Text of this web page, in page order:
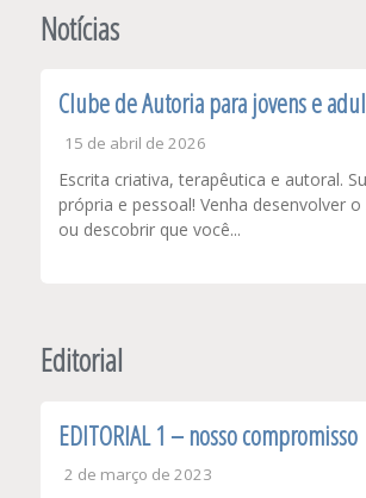
Notícias
Clube de Autoria para jovens e
15 de abril de 2026
Escrita criativa, terapêutica e autoral.
própria e pessoal! Venha desenvolver
ou descobrir que você...
Editorial
EDITORIAL 1 – nosso compromisso
2 de março de 2023